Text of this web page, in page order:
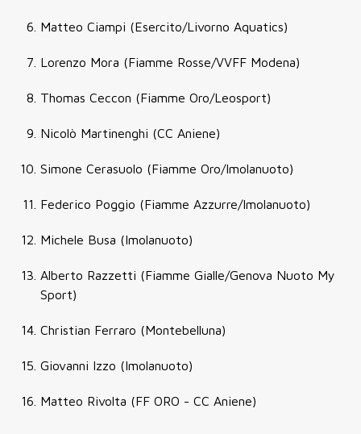
Matteo Ciampi (Esercito/Livorno Aquatics)
Lorenzo Mora (Fiamme Rosse/VVFF Modena)
Thomas Ceccon (Fiamme Oro/Leosport)
Nicolò Martinenghi (CC Aniene)
Simone Cerasuolo (Fiamme Oro/Imolanuoto)
Federico Poggio (Fiamme Azzurre/Imolanuoto)
Michele Busa (Imolanuoto)
Alberto Razzetti (Fiamme Gialle/Genova Nuoto My
Sport)
Christian Ferraro (Montebelluna)
Giovanni Izzo (Imolanuoto)
Matteo Rivolta (FF ORO - CC Aniene)